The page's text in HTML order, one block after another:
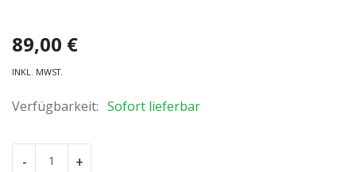
89,00 €
INKL. MWST.
Verfügbarkeit: Sofort lieferbar
- +